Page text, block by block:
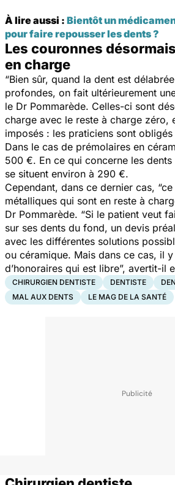
À lire aussi : Bientôt un
pour faire repousser les dents ?
Les couronnes
en charge
“Bien sûr, quand la dent est
profondes, on fait ultérieurement
le Dr Pommarède. Celles-ci sont
charge avec le reste à charge zéro,
imposés : les praticiens sont
Dans le cas de prémolaires en
500 €. En ce qui concerne les
se situent environ à 290 €.
Cependant, dans ce dernier cas,
métalliques qui sont en reste à
Dr Pommarède. “Si le patient veut
sur ses dents du fond, un devis
avec les différentes solutions
ou céramique. Mais dans ce cas, il
d’honoraires qui est libre”, avertit-il
CHIRURGIEN DENTISTE DENTISTE
MAL AUX DENTS
LE MAG DE LA SANTÉ